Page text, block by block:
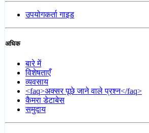
उपयोगकर्ता गाइड
अधिक
बारे में
विशेषताएँ
व्यवसाय
<faq>अक्सर पूछे जाने वाले प्रश्न</faq>
कैमरा डेटाबेस
समुदाय